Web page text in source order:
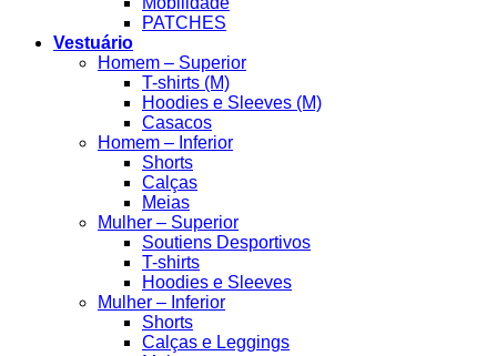
PATCHES
Vestuário
Homem – Superior
T-shirts (M)
Hoodies e Sleeves (M)
Casacos
Homem – Inferior
Shorts
Calças
Meias
Mulher – Superior
Soutiens Desportivos
T-shirts
Hoodies e Sleeves
Mulher – Inferior
Shorts
Calças e Leggings